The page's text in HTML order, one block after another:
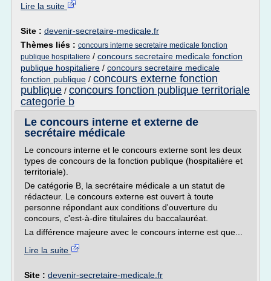
Lire la suite
Site : devenir-secretaire-medicale.fr
Thèmes liés : concours interne secretaire medicale fonction
publique hospitaliere / concours secretaire medicale fonction
publique hospitaliere / concours secretaire medicale
fonction publique / concours externe fonction
publique / concours fonction publique territoriale
categorie b
Le concours interne et externe de
secrétaire médicale
Le concours interne et le concours externe sont les deux
types de concours de la fonction publique (hospitalière et
territoriale).
De catégorie B, la secrétaire médicale a un statut de
rédacteur. Le concours externe est ouvert à toute
personne répondant aux conditions d'ouverture du
concours, c'est-à-dire titulaires du baccalauréat.
La différence majeure avec le concours interne est que...
Lire la suite
Site : devenir-secretaire-medicale.fr